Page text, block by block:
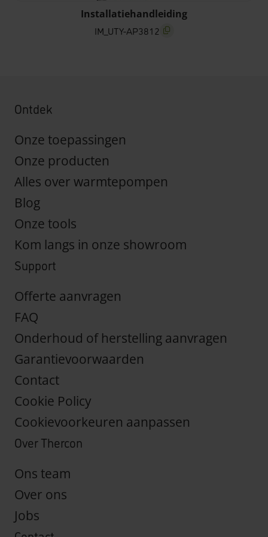
IM_UTY-AP3812 screenreader.copy title
Installatiehandleiding
Ontdek
Onze toepassingen
Onze producten
Alles over warmtepompen
Blog
Onze tools
Kom langs in onze showroom
Support
Offerte aanvragen
FAQ
Onderhoud of herstelling aanvragen
Garantievoorwaarden
Contact
Cookie Policy
Cookievoorkeuren aanpassen
Over Thercon
Ons team
Over ons
Jobs